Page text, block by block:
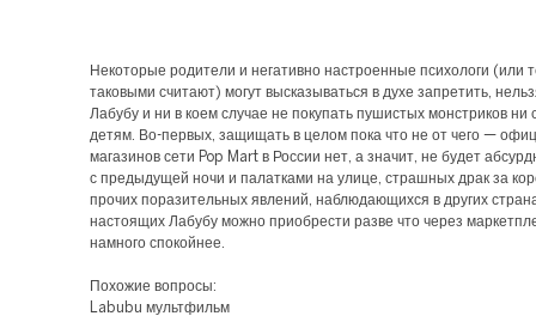
Некоторые родители и негативно настроенные психологи (или
таковыми считают) могут высказываться в духе запретить,
Лабубу и ни в коем случае не покупать пушистых монстриков ни
детям. Во-первых, защищать в целом пока что не от чего —
магазинов сети Pop Mart в России нет, а значит, не будет
с предыдущей ночи и палатками на улице, страшных драк за
прочих поразительных явлений, наблюдающихся в других
настоящих Лабубу можно приобрести разве что через
намного спокойнее.
Похожие вопросы:
Labubu мультфильм